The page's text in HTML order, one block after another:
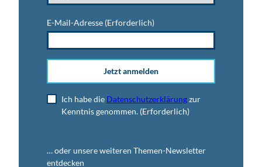
E-Mail-Adresse (Erforderlich)
Jetzt anmelden
Ich habe die Datenschutzerklärungzur
Kenntnis genommen. (Erforderlich)
… oder unsere weiteren Themen-Newsletter
entdecken